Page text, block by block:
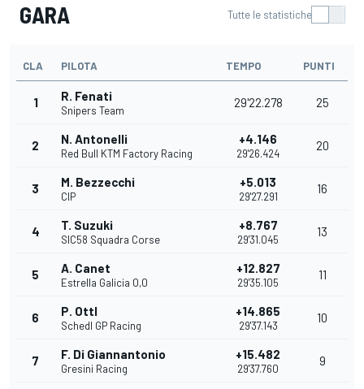
GARA Tutte le statistiche
CLA PILOTA TEMPO PUNTI
1 R. Fenati
Snipers Team
29'22.278 25
2 N. Antonelli
Red Bull KTM Factory Racing
+4.146
29'26.424
20
3 M. Bezzecchi
CIP
+5.013
29'27.291
16
4 T. Suzuki
SIC58 Squadra Corse
+8.767
29'31.045
13
5 A. Canet
Estrella Galicia 0,0
+12.827
29'35.105
11
6 P. Ottl
Schedl GP Racing
+14.865
29'37.143
10
7 F. Di Giannantonio
Gresini Racing
+15.482
29'37.760
9